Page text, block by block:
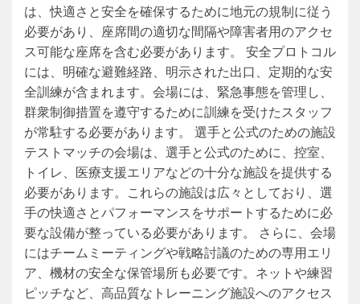
は、快適さと安全を確保するために地元の規制に従う
必要があり、座席間の適切な間隔や障害者用のアクセ
ス可能な座席を含む必要があります。 安全プロトコル
には、明確な避難経路、明示された出口、定期的な安
全訓練が含まれます。会場には、緊急事態を管理し、
群衆制御措置を遵守するために訓練を受けたスタッフ
が常駐する必要があります。 選手と公式のための施設
テストマッチの会場は、選手と公式のために、控室、
トイレ、医療支援エリアなどの十分な施設を提供する
必要があります。これらの施設は広々としており、選
手の快適さとパフォーマンスをサポートするために必
要な設備が整っている必要があります。 さらに、会場
にはチームミーティングや戦略討議のための専用エリ
ア、機材の安全な保管場所も必要です。ネットや練習
ピッチなど、高品質なトレーニング施設へのアクセス